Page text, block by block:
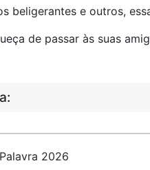
beligerantes e outros,
de passar às suas
2026